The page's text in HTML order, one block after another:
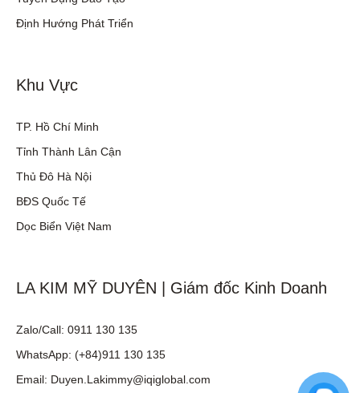
Định Hướng Phát Triển
Khu Vực
TP. Hồ Chí Minh
Tỉnh Thành Lân Cận
Thủ Đô Hà Nội
BĐS Quốc Tế
Dọc Biển Việt Nam
LA KIM MỸ DUYÊN | Giám đốc Kinh Doanh
Zalo/Call: 0911 130 135
WhatsApp: (+84)911 130 135
Email: Duyen.Lakimmy@iqiglobal.com